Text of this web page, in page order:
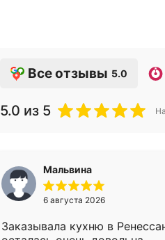
Все отзывы 5.0
5.0 из 5
Мальвина
6 августа 2026
Заказывала кухню в